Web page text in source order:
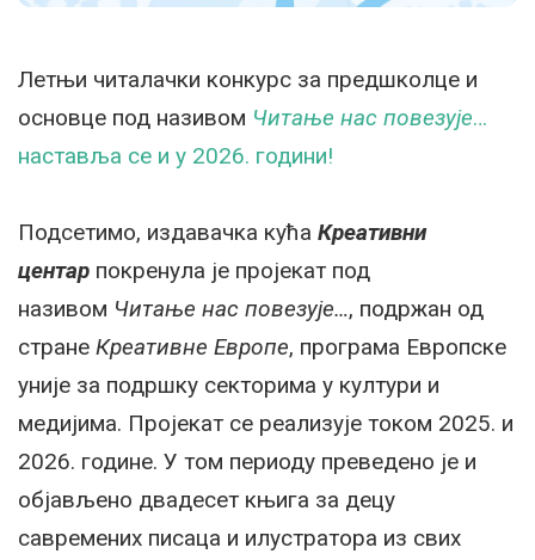
Летњи читалачки конкурс за предшколце и
основце под називом Читање нас повезује…
наставља се и у 2026. години!
Подсетимо, издавачка кућа Креативни
центар покренула је пројекат под
називом Читање нас повезује…, подржан од
стране Креативне Европе, програма Европске
уније за подршку секторима у култури и
медијима. Пројекат се реализује током 2025. и
2026. године. У том периоду преведено је и
објављено двадесет књига за децу
савремених писаца и илустратора из свих